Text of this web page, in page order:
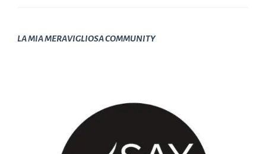
LA MIA MERAVIGLIOSA COMMUNITY